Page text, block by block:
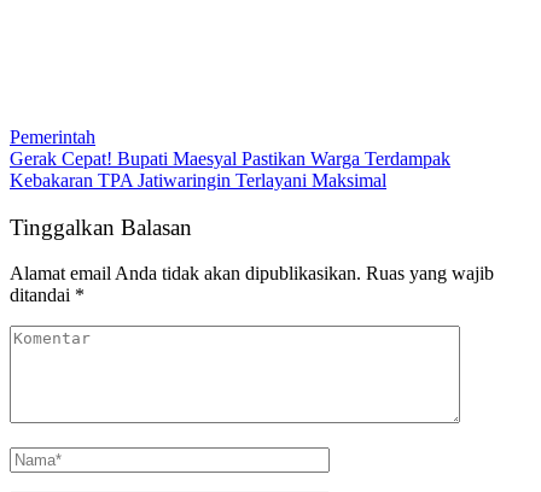
Pemerintah
Gerak Cepat! Bupati Maesyal Pastikan Warga Terdampak
Kebakaran TPA Jatiwaringin Terlayani Maksimal
Tinggalkan Balasan
Alamat email Anda tidak akan dipublikasikan. Ruas yang wajib
ditandai *